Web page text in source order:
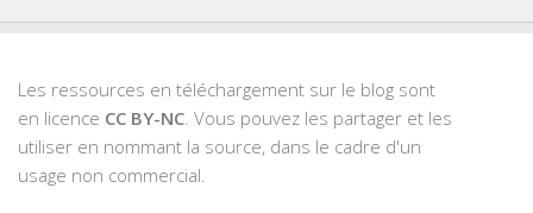
Les ressources en téléchargement sur le blog sont
en licence CC BY-NC . Vous pouvez les partager et les
utiliser en nommant la source, dans le cadre d'un
usage non commercial.